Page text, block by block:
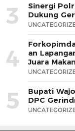
3
Sinergi
Dukung
4
an
Juara
5
Bupati
DPC